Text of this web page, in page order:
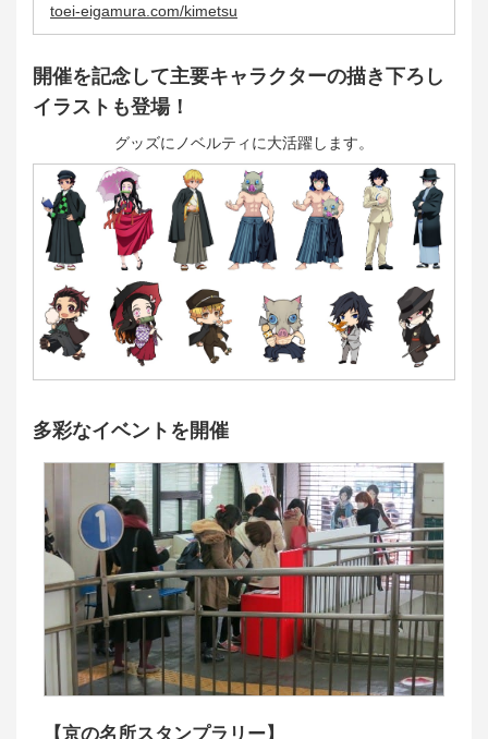
toei-eigamura.com/kimetsu
開催を記念して主要キャラクターの描き下ろし
イラストも登場！
グッズにノベルティに大活躍します。
多彩なイベントを開催
【京の名所スタンプラリー】